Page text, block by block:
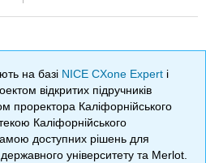
на базі NICE CXone Expert і
відкритих підручників
проректора Каліфорнійського
Каліфорнійського
доступних рішень для
університету та Merlot.